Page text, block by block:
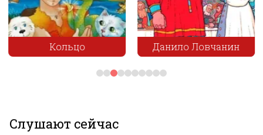
Кольцо Данило Ловчанин
Слушают сейчас